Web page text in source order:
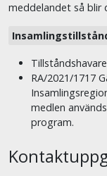
meddelandet så blir
RA/2021/1717
medlen
program.